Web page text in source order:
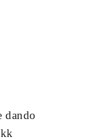
dando